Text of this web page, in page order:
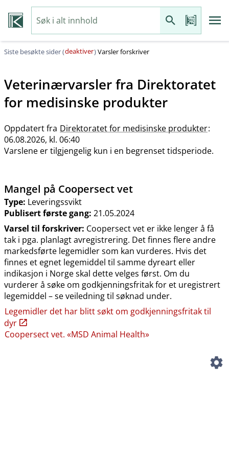
Siste besøkte sider (deaktiver)Varsler forskriver
Veterinærvarsler fra Direktoratet
for medisinske produkter
Oppdatert fra Direktoratet for medisinske produkter:
06.08.2026, kl. 06:40
Varslene er tilgjengelig kun i en begrenset tidsperiode.
Mangel på Coopersect vet
Type: Leveringssvikt
Publisert første gang: 21.05.2024
Varsel til forskriver: Coopersect vet er ikke lenger å få
tak i pga. planlagt avregistrering. Det finnes flere andre
markedsførte legemidler som kan vurderes. Hvis det
finnes et egnet legemiddel til samme dyreart eller
indikasjon i Norge skal dette velges først. Om du
vurderer å søke om godkjenningsfritak for et uregistrert
legemiddel – se veiledning til søknad under.
Legemidler det har blitt søkt om godkjenningsfritak til
dyr
Coopersect vet. «MSD Animal Health»